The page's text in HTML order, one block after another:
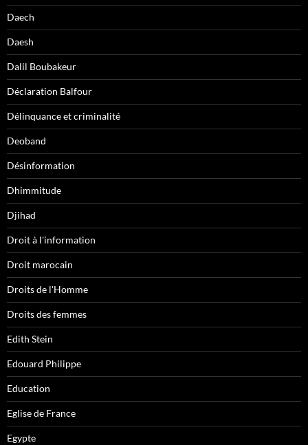
Daech
Daesh
Dalil Boubakeur
Déclaration Balfour
Délinquance et criminalité
Deoband
Désinformation
Dhimmitude
Djihad
Droit à l'information
Droit marocain
Droits de l'Homme
Droits des femmes
Edith Stein
Edouard Philippe
Education
Eglise de France
Egypte